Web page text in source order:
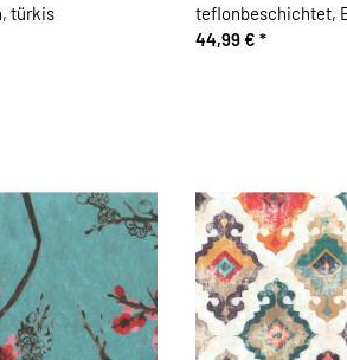
türkis
teflonbeschichtet,
blau
44,99 € *